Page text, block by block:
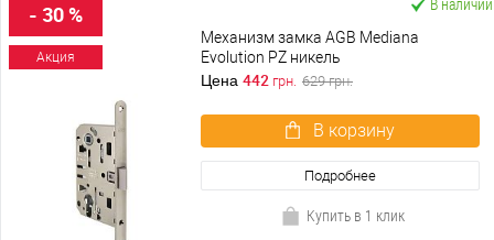
- 30 %
Акция
Механизм замка AGB Mediana
Evolution PZ никель
Цена 442 грн. 629грн.
В корзину
Подробнее
Купить в 1 клик